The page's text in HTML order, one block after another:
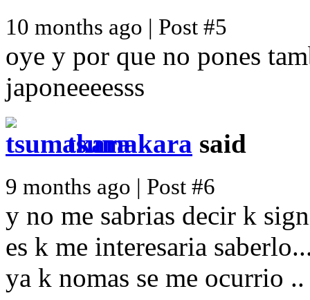
10 months ago | Post #5
oye y por que no pones
japoneeeesss
tsumakara said
9 months ago | Post #6
y no me sabrias decir k
es k me interesaria
ya k nomas se me ocurrio